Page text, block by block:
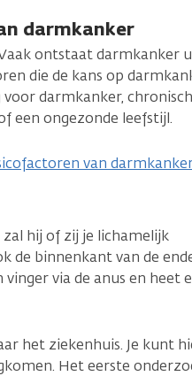
darmkanker
ontstaat darmkanker
die de kans op
darmkanker,
een ongezonde leefstijl.
van darmkanker
hij of zij je lichamelijk
de binnenkant van de
via de anus en heet
het ziekenhuis. Je kunt
Het eerste